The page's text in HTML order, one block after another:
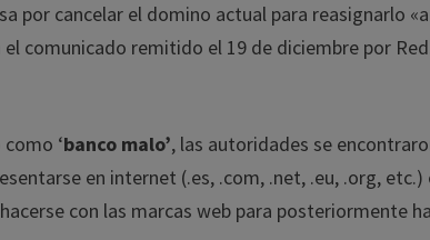
por cancelar el domino actual para reasignarlo
comunicado remitido el 19 de diciembre por
‘banco malo’, las autoridades se
en internet (.es, .com, .net, .eu, .org, etc.)
con las marcas web para posteriormente